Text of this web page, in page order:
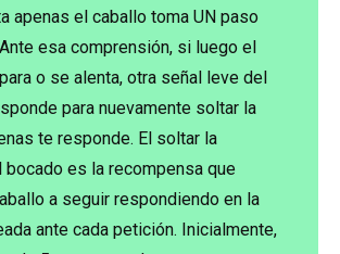
apenas el caballo toma UN paso
esa comprensión, si luego el
o se alenta, otra señal leve del
para nuevamente soltar la
te responde. El soltar la
bocado es la recompensa que
a seguir respondiendo en la
ante cada petición. Inicialmente,